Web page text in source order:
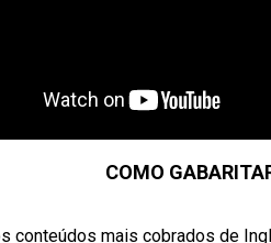
COMO
conteúdos mais cobrados de